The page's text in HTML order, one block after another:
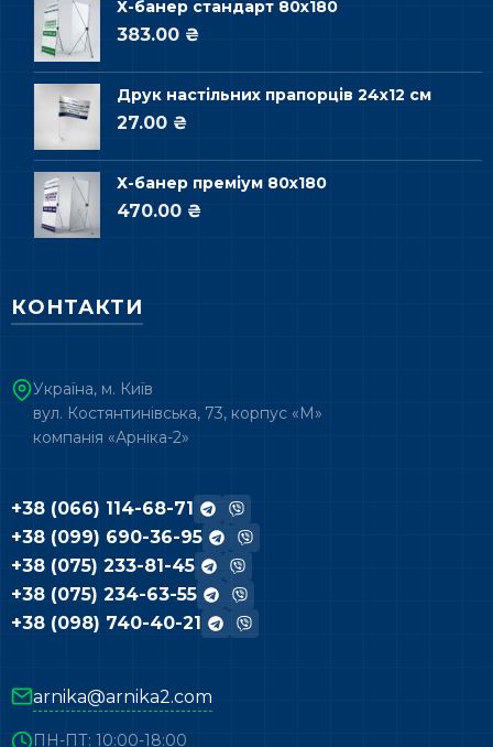
Х-банер стандарт 80х180
383.00 ₴
Друк настільних прапорців 24х12 см
27.00 ₴
Х-банер преміум 80х180
470.00 ₴
КОНТАКТИ
Україна, м. Київ
вул. Костянтинівська, 73, корпус «М»
компанія «Арніка-2»
+38 (066) 114-68-71
+38 (099) 690-36-95
+38 (075) 233-81-45
+38 (075) 234-63-55
+38 (098) 740-40-21
arnika@arnika2.com
ПН-ПТ: 10:00-18:00